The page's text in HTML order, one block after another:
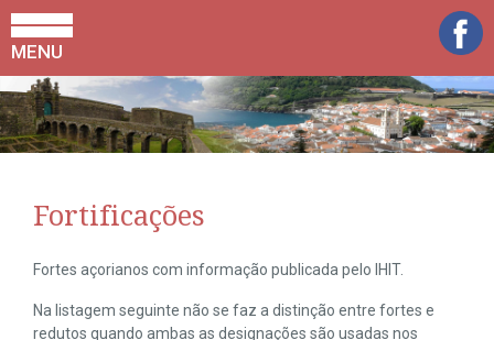
MENU
Fortificações
Fortes açorianos com informação publicada pelo IHIT.
Na listagem seguinte não se faz a distinção entre fortes e
redutos quando ambas as designações são usadas nos